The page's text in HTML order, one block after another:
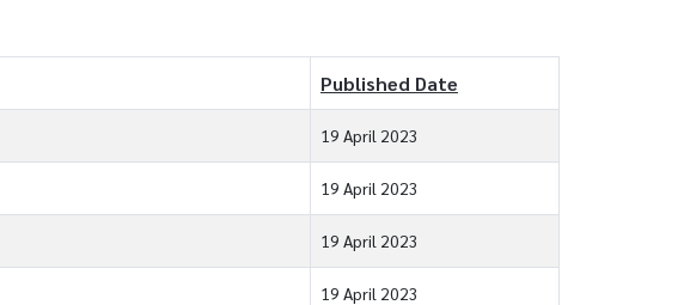
Published Date
19 April 2023
19 April 2023
19 April 2023
19 April 2023